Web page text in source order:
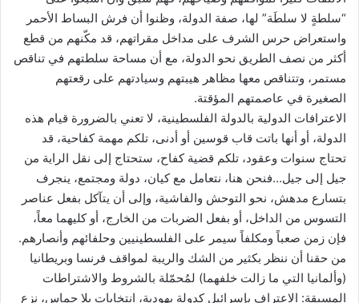
“سلطةٍ لا سلطَة” لها، صفة الدولة، وظنوا أن فرش البساط الأحمر
واستعراض حرس الشرف على مداخل مقراتهم، قد مكّنهم من قطع
أكثر من نصف الطريق نحو الدولة، مع أن مساحة سلطتهم في تناقص
مستمر، وتتناقص معها مظاهر هيبتهم وسيادتهم على رقعتهم
الصغيرة في عاصمتهم المؤقتة.
الاعترافات الدولية بالدولة الفلسطينية، لا تعني بالضرورة قيام هذه
الدولة، أو أنها باتت قاب قوسين أو أدنى، تلكم مهمة كفاحية، قد
تحتاج سنوات وعقود، تلكم قضية كفاح، ستحتاج إلى نقل الراية من
جيل إلى جيل…فنحن هنا، نتعامل مع كيان، دولة ومجتمع، ينجرف
بتسارع مدهش، نحو التوحش والفاشية، وإلى أن يتآكل بفعل عناصر
التسوس من الداخل، أو بفعل الضربات من الخارج، أو كليهما معاً،
فإن زمن صعباً ومكلفاً سيمر على الفلسطينيين وحلفائهم وأنصارهم.
من حقنا أن ننظر بكثير من الشك والريبة لمواقف فرنسا وبريطانيا
(وألمانيا التي ما زالت خلفهما) لمُحمّلة بالشروط والاشتراطات
المسبقة: الاعتراف بإسرائيل كدولة يهودية، انتخابات بلا حماس، نزع